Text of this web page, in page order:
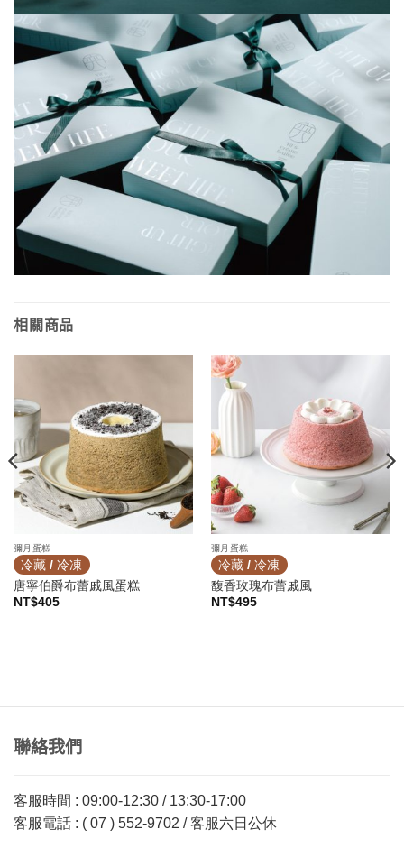
相關商品
彌月蛋糕
冷藏 / 冷凍
唐寧伯爵布蕾戚風蛋糕
NT$405
彌月蛋糕
冷藏 / 冷凍
馥香玫瑰布蕾戚風
NT$495
聯絡我們
客服時間 : 09:00-12:30 / 13:30-17:00
客服電話 : ( 07 ) 552-9702 / 客服六日公休